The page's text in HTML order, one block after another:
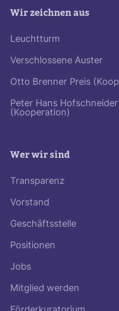
Wir zeichnen aus
Leuchtturm
Verschlossene Auster
Otto Brenner Preis
Peter Hans
(Kooperation)
Wer wir sind
Transparenz
Vorstand
Geschäftsstelle
Positionen
Jobs
Mitglied werden